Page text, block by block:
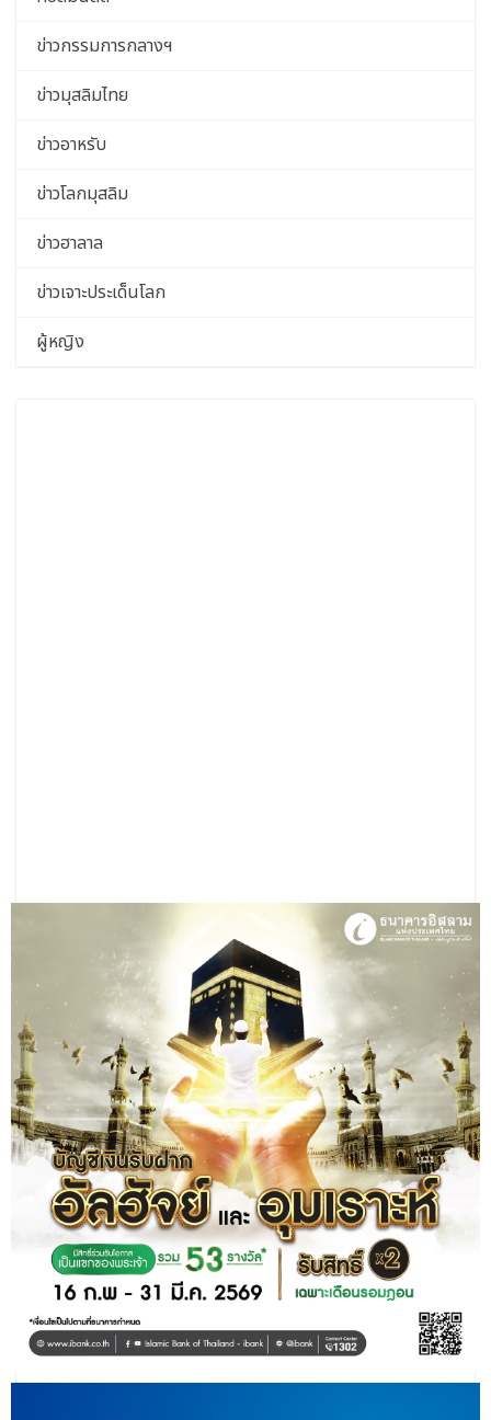
ข่าวกรรมการกลางฯ
ข่าวมุสลิมไทย
ข่าวอาหรับ
ข่าวโลกมุสลิม
ข่าวฮาลาล
ข่าวเจาะประเด็นโลก
ผู้หญิง